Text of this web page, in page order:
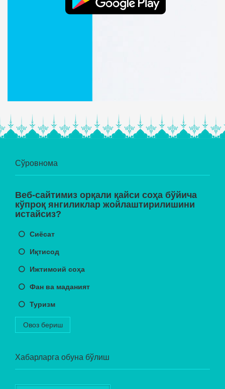
Сўровнома
Веб-сайтимиз орқали қайси соҳа бўйича
кўпроқ янгиликлар жойлаштирилишини
истайсиз?
Сиёсат
Иқтисод
Ижтимоий соҳа
Фан ва маданият
Туризм
Овоз бериш
Хабарларга обуна бўлиш